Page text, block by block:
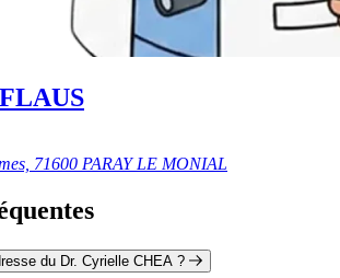
71600 PARAY LE MONIAL
du Dr. Cyrielle CHEA ?